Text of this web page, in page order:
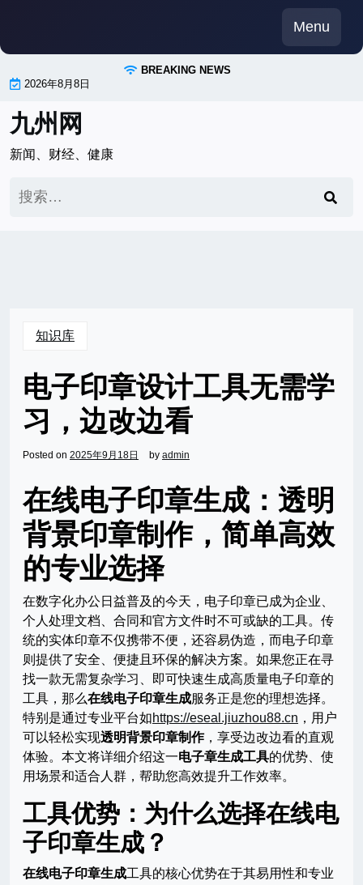
content
Menu
BREAKING NEWS
2026年8月8日
九州网
新闻、财经、健康
索：
知识库
电子印章设计工具无需学
习，边改边看
Posted on 2025年9月18日 by admin
在线电子印章生成：透明
背景印章制作，简单高效
的专业选择
在数字化办公日益普及的今天，电子印章已成为企业、
个人处理文档、合同和官方文件时不可或缺的工具。传
统的实体印章不仅携带不便，还容易伪造，而电子印章
则提供了安全、便捷且环保的解决方案。如果您正在寻
找一款无需复杂学习、即可快速生成高质量电子印章的
工具，那么在线电子印章生成服务正是您的理想选择。
特别是通过专业平台如https://eseal.jiuzhou88.cn ，用户
可以轻松实现透明背景印章制作，享受边改边看的直观
体验。本文将详细介绍这一电子章生成工具的优势、使
用场景和适合人群，帮助您高效提升工作效率。
工具优势：为什么选择在线电
子印章生成？
在线电子印章生成工具的核心优势在于其易用性和专业